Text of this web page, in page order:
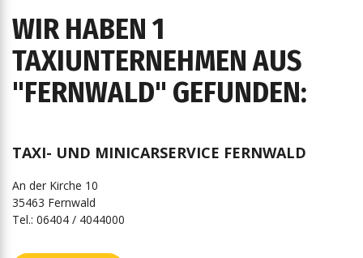
WIR HABEN 1
TAXIUNTERNEHMEN AUS
"FERNWALD" GEFUNDEN:
TAXI- UND MINICARSERVICE FERNWALD
An der Kirche 10
35463 Fernwald
Tel.: 06404 / 4044000